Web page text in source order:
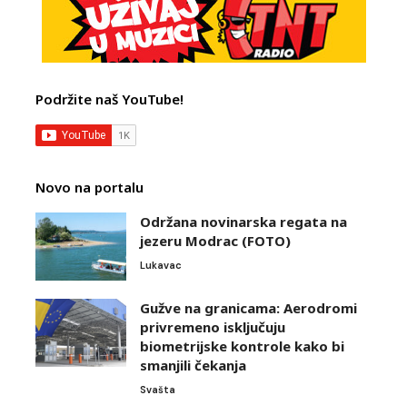
Podržite naš YouTube!
Novo na portalu
Održana novinarska regata na
jezeru Modrac (FOTO)
Lukavac
Gužve na granicama: Aerodromi
privremeno isključuju
biometrijske kontrole kako bi
smanjili čekanja
Svašta